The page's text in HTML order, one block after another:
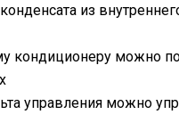
из
кондиционеру можно
управления можно